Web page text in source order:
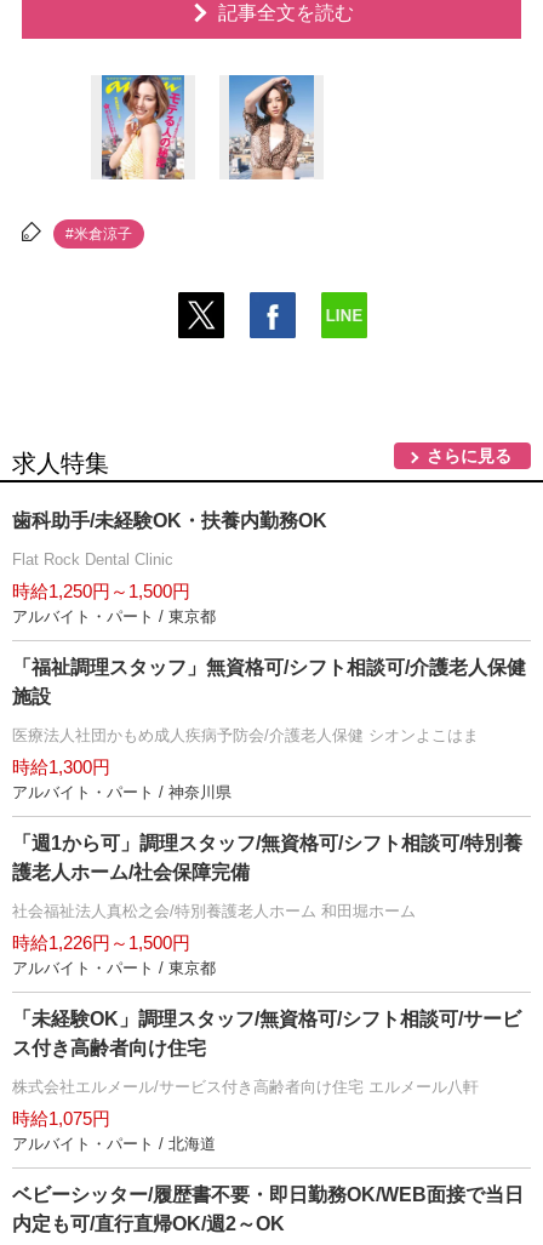
記事全文を読む
#米倉涼子
求人特集 さらに見る
歯科助手/未経験OK・扶養内勤務OK
Flat Rock Dental Clinic
時給1,250円～1,500円
アルバイト・パート / 東京都
「福祉調理スタッフ」無資格可/シフト相談可/介護老人保健
施設
医療法人社団かもめ成人疾病予防会/介護老人保健 シオンよこはま
時給1,300円
アルバイト・パート / 神奈川県
「週1から可」調理スタッフ/無資格可/シフト相談可/特別養
護老人ホーム/社会保障完備
社会福祉法人真松之会/特別養護老人ホーム 和田堀ホーム
時給1,226円～1,500円
アルバイト・パート / 東京都
「未経験OK」調理スタッフ/無資格可/シフト相談可/サービ
ス付き高齢者向け住宅
株式会社エルメール/サービス付き高齢者向け住宅 エルメール八軒
時給1,075円
アルバイト・パート / 北海道
ベビーシッター/履歴書不要・即日勤務OK/WEB面接で当日
内定も可/直行直帰OK/週2～OK